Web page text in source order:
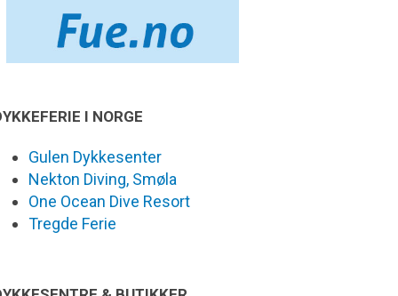
I NORGE
Gulen Dykkesenter
Nekton Diving, Smøla
One Ocean Dive Resort
Tregde Ferie